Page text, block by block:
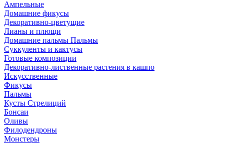
Ампельные
Домашние фикусы
Декоративно-цветущие
Лианы и плющи
Домашние пальмы Пальмы
Суккуленты и кактусы
Готовые композиции
Декоративно-лиственные растения в кашпо
Искусственные
Фикусы
Пальмы
Кусты Стрелиций
Бонсаи
Оливы
Филодендроны
Монстеры